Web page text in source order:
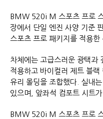
BMW 520i M 스포츠 프로
장에서 단일 엔진 사양 기준
스포츠 프로 패키지를 적용한
차체에는 고급스러운 광택과
적용하고 바이컬러 제트 블
유리 몰딩을 조합했다. 실내
있으며, 앞좌석 컴포트 시트
BMW 520i M 스포츠 프로